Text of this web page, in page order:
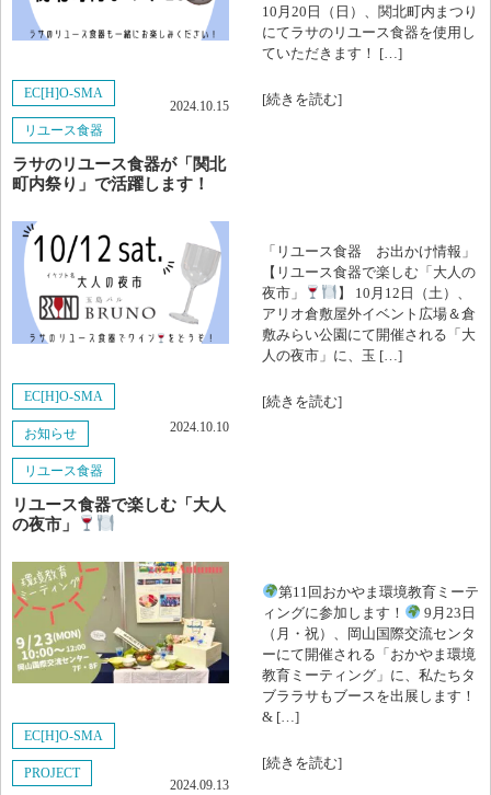
2024年7月
2024年6月
2024年3月
2024年2月
2023年9月
2023年8月
2023年7月
2023年3月
2023年2月
2022年10月
EC[H]O-SMA
リユース食器
2024.10.15
ラサのリユース食器が「関北
町内祭り」で活躍します！
10月20日（日）、関北町内まつり
にてラサのリユース食器を使用し
ていただきます！ […]
[続きを読む]
EC[H]O-SMA
お知らせ
リユース食器
2024.10.10
リユース食器で楽しむ「大人
の夜市」
「リユース食器 お出かけ情報」
【リユース食器で楽しむ「大人の
夜市」
】 10月12日（土）、
アリオ倉敷屋外イベント広場＆倉
敷みらい公園にて開催される「大
人の夜市」に、玉 […]
[続きを読む]
EC[H]O-SMA
PROJECT
2024.09.13
第11回おかやま環境教育ミーテ
ィングに参加します！
9月23日
（月・祝）、岡山国際交流センタ
ーにて開催される「おかやま環境
教育ミーティング」に、私たちタ
ブララサもブースを出展します！
& […]
[続きを読む]